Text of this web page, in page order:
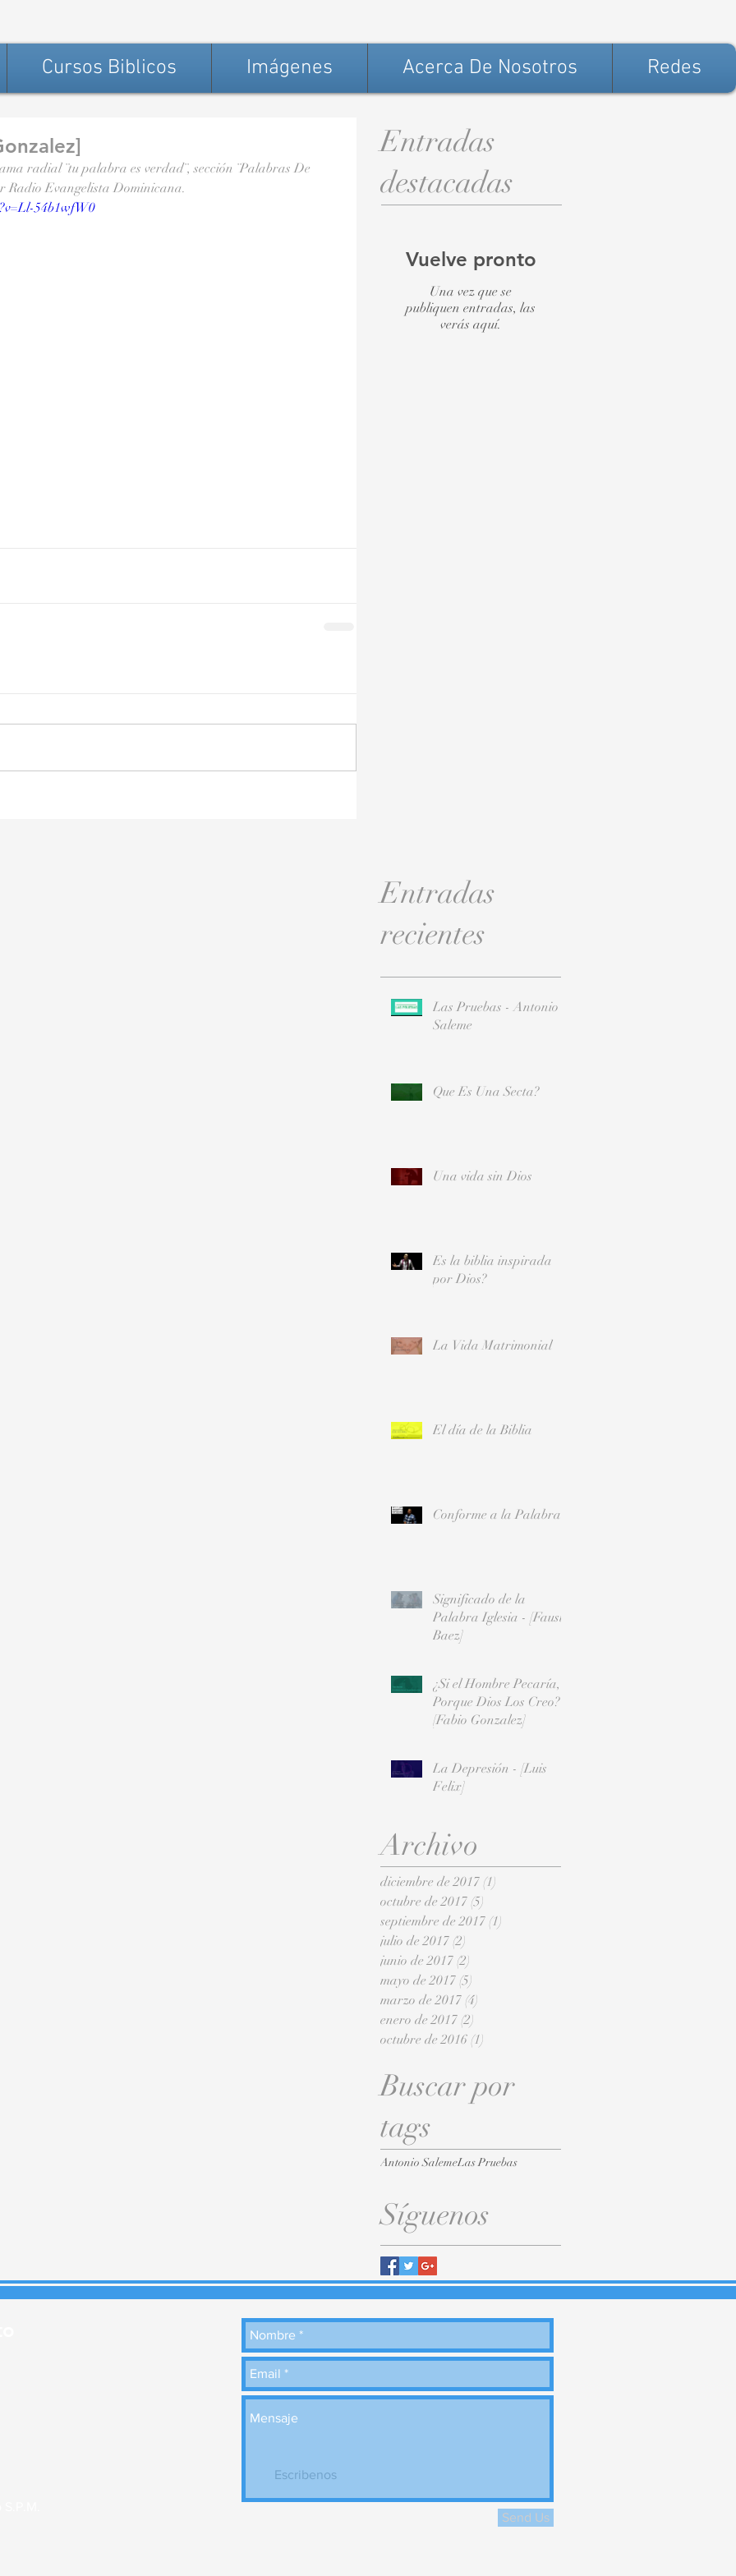
Cursos Biblicos Imágenes Acerca De Nosotros Redes
radial ¨tu palabra es verdad¨, sección ¨Palabras De
Radio Evangelista Dominicana.
54b1wfW0
Entradas
destacadas
Vuelve pronto
Una vez que se
publiquen entradas, las
verás aquí.
Entradas
recientes
Las Pruebas - Antonio
Saleme
Que Es Una Secta?
Una vida sin Dios
Es la biblia inspirada
por Dios?
La Vida Matrimonial
El día de la Biblia
Conforme a la Palabra
Significado de la
Palabra Iglesia - [Fausto
Baez]
¿Si el Hombre Pecaría,
Porque Dios Los Creo? -
[Fabio Gonzalez]
La Depresión - [Luis
Felix]
Archivo
diciembre de 2017 (1)
octubre de 2017 (5)
septiembre de 2017 (1)
julio de 2017 (2)
junio de 2017 (2)
mayo de 2017 (5)
marzo de 2017 (4)
enero de 2017 (2)
octubre de 2016 (1)
Buscar por
tags
Antonio SalemeLas Pruebas
Síguenos
Escribenos
Send Us